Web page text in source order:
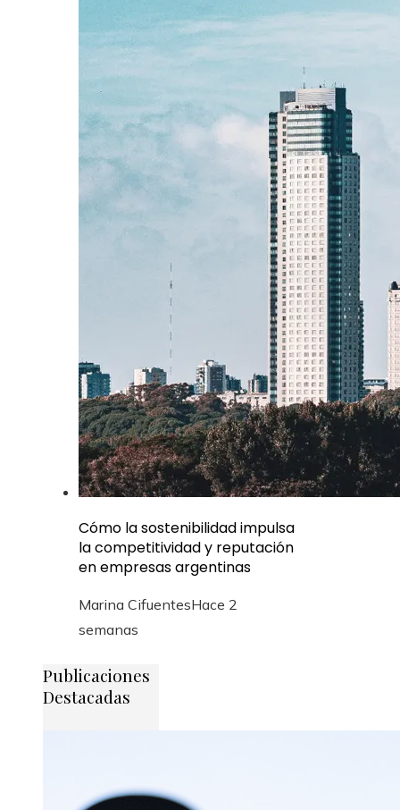
Cómo la sostenibilidad impulsa
la competitividad y reputación
en empresas argentinas
Marina CifuentesHace 2
semanas
Publicaciones
Destacadas